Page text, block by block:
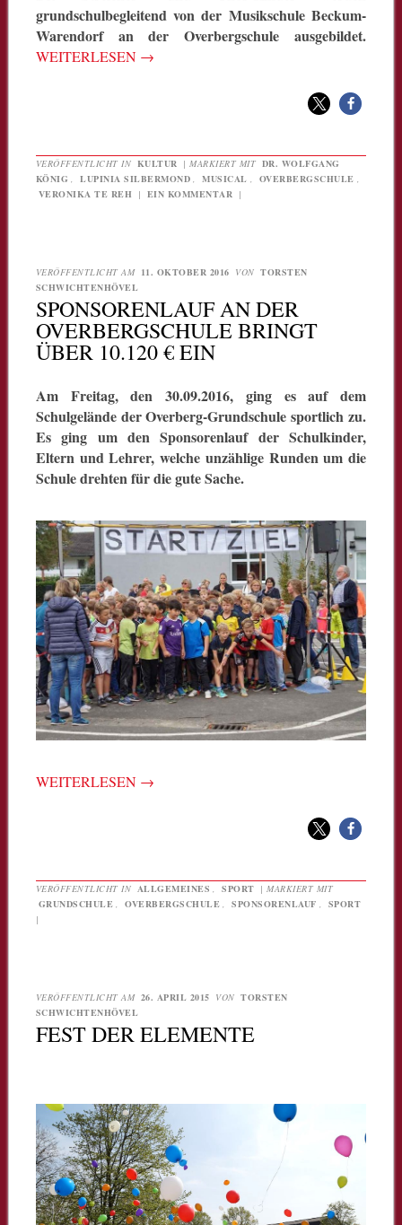
grundschulbegleitend von der Musikschule Beckum-
Warendorf an der Overbergschule ausgebildet.
WEITERLESEN →
VERÖFFENTLICHT IN KULTUR |MARKIERT MIT DR. WOLFGANG
KÖNIG
LUPINIA SILBERMOND MUSICAL OVERBERGSCHULE
VERONIKA TE REH | EIN KOMMENTAR |
VERÖFFENTLICHT AM 11. OKTOBER 2016 VON TORSTEN
SCHWICHTENHÖVEL
SPONSORENLAUF AN DER
OVERBERGSCHULE BRINGT
ÜBER 10.120 € EIN
Am Freitag, den 30.09.2016, ging es auf dem
Schulgelände der Overberg-Grundschule sportlich zu.
Es ging um den Sponsorenlauf der Schulkinder,
Eltern und Lehrer, welche unzählige Runden um die
Schule drehten für die gute Sache.
WEITERLESEN →
VERÖFFENTLICHT IN ALLGEMEINES , SPORT |MARKIERT MIT
GRUNDSCHULE , OVERBERGSCHULE , SPONSORENLAUF ,
SPORT
|
VERÖFFENTLICHT AM 26. APRIL 2015 VON TORSTEN
SCHWICHTENHÖVEL
FEST DER ELEMENTE